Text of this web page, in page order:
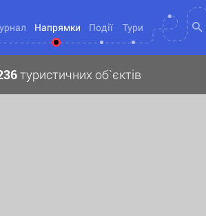
Напрямки Події Тури
туристичних об`єктів